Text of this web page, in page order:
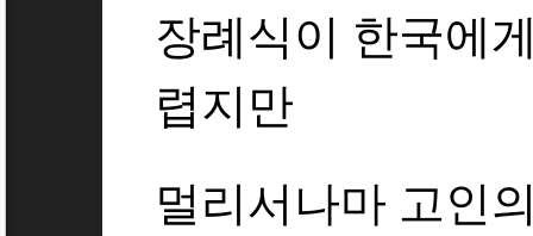
장례식이 한국에
렵지만
멀리서나마 고인